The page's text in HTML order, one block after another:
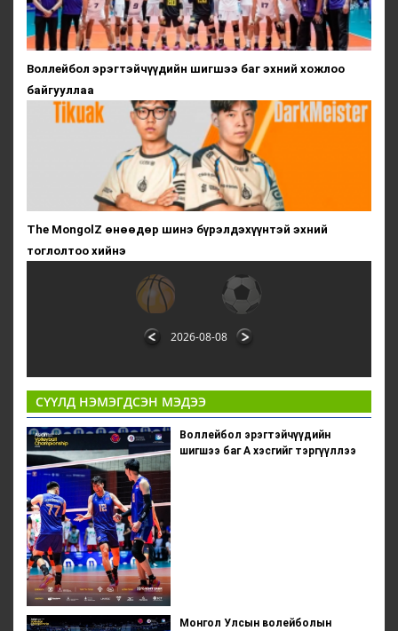
Воллейбол эрэгтэйчүүдийн шигшээ баг эхний хожлоо
байгууллаа
The MongolZ өнөөдөр шинэ бүрэлдэхүүнтэй эхний
тоглолтоо хийнэ
2026-08-08
СҮҮЛД НЭМЭГДСЭН МЭДЭЭ
Воллейбол эрэгтэйчүүдийн
шигшээ баг А хэсгийг тэргүүллээ
Монгол Улсын волейболын